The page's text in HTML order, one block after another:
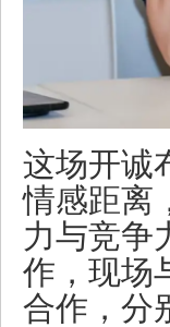
这场开诚
情感距离
力与竞争
作，现场
合作，分